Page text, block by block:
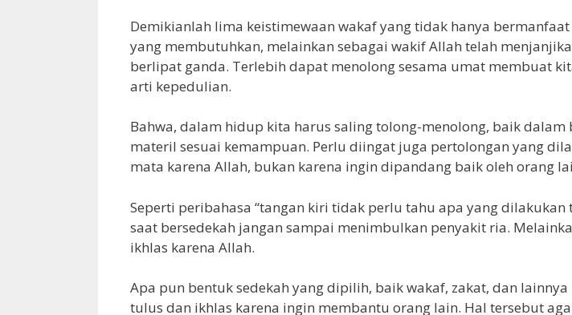
Demikianlah lima keistimewaan wakaf yang tidak hanya
yang membutuhkan, melainkan sebagai wakif Allah telah
berlipat ganda. Terlebih dapat menolong sesama umat membuat
arti kepedulian.
Bahwa, dalam hidup kita harus saling tolong-menolong, baik
materil sesuai kemampuan. Perlu diingat juga pertolongan yang
mata karena Allah, bukan karena ingin dipandang baik oleh orang
Seperti peribahasa “tangan kiri tidak perlu tahu apa yang dilakukan
saat bersedekah jangan sampai menimbulkan penyakit ria.
ikhlas karena Allah.
Apa pun bentuk sedekah yang dipilih, baik wakaf, zakat, dan
tulus dan ikhlas karena ingin membantu orang lain. Hal tersebut